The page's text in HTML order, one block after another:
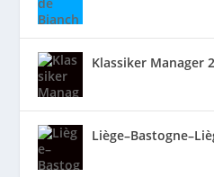
Klassiker Manager